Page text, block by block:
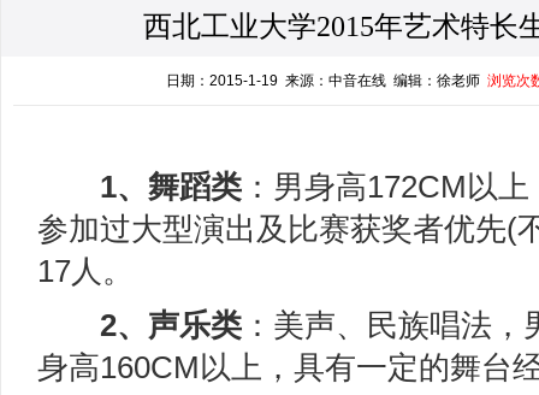
西北工业大学2015年艺术特长
日期：2015-1-19 来源：中音在线 编辑：徐老师浏览次
1、舞蹈类 ：男身高172CM以
参加过大型演出及比赛获奖者优先(
17人。
2、声乐类 ：美声、民族唱法
身高160CM以上，具有一定的舞台